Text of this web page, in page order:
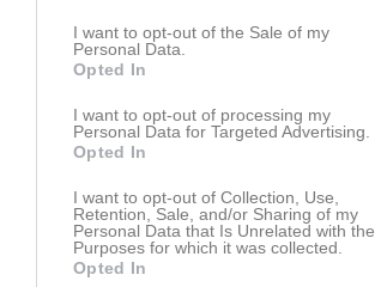
I want to opt-out of the Sale of my
Personal Data.
Opted In
I want to opt-out of processing my
Personal Data for Targeted Advertising.
Opted In
I want to opt-out of Collection, Use,
Retention, Sale, and/or Sharing of my
Personal Data that Is Unrelated with the
Purposes for which it was collected.
Opted In
Senast uppladdade video
Ingen video uppladdad
Logga in och ladda upp ert första klipp